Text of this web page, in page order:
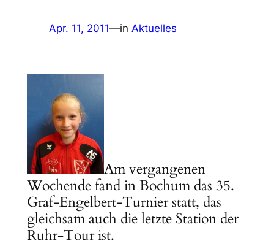
Apr. 11, 2011—in Aktuelles
Am vergangenen
Wochende fand in Bochum das 35.
Graf-Engelbert-Turnier statt, das
gleichsam auch die letzte Station der
Ruhr-Tour ist.